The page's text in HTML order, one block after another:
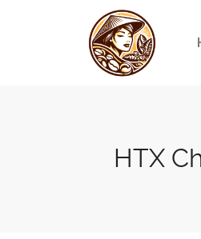
HTX